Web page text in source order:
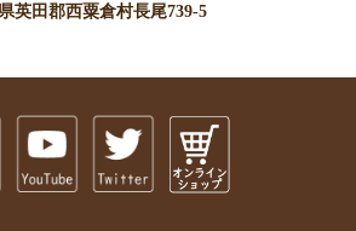
英田郡西粟倉村長尾739-5